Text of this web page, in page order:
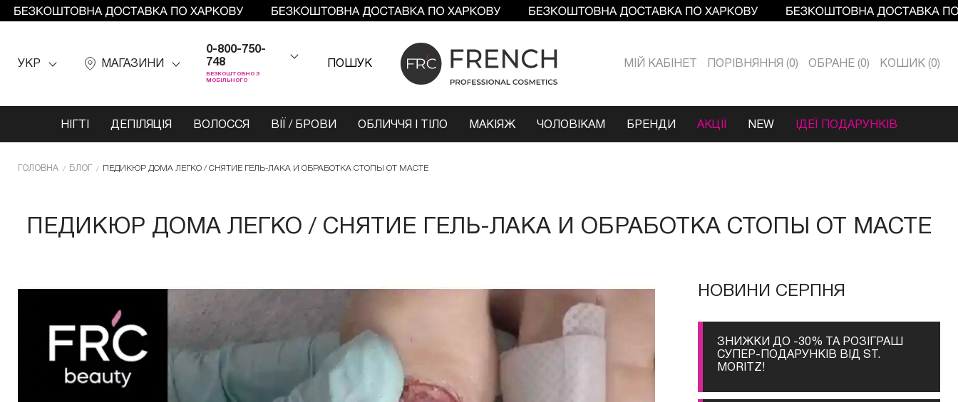
УКР МАГАЗИНИ
0-800-750-
748
БЕЗКОШТОВНО З
МОБІЛЬНОГО
ПОШУК МIЙ КАБIНЕТ ПОРІВНЯННЯ 0 ОБРАНЕ 0 КОШИК 0
НІГТІ ДЕПІЛЯЦІЯ ВОЛОССЯ ВІЇ / БРОВИ ОБЛИЧЧЯ І ТІЛО МАКІЯЖ ЧОЛОВІКАМ БРЕНДИ АКЦІЇ NEW ІДЕЇ ПОДАРУНКІВ
ГОЛОВНА БЛОГ ПЕДИКЮР ДОМА ЛЕГКО / СНЯТИЕ ГЕЛЬ-ЛАКА И ОБРАБОТКА СТОПЫ ОТ МАСТЕ
ПЕДИКЮР ДОМА ЛЕГКО / СНЯТИЕ ГЕЛЬ-ЛАКА И ОБРАБОТКА СТОПЫ ОТ МАСТЕ
НОВИНИ СЕРПНЯ
ЗНИЖКИ ДО -30% ТА РОЗІГРАШ
СУПЕР-ПОДАРУНКІВ ВІД ST.
MORITZ!